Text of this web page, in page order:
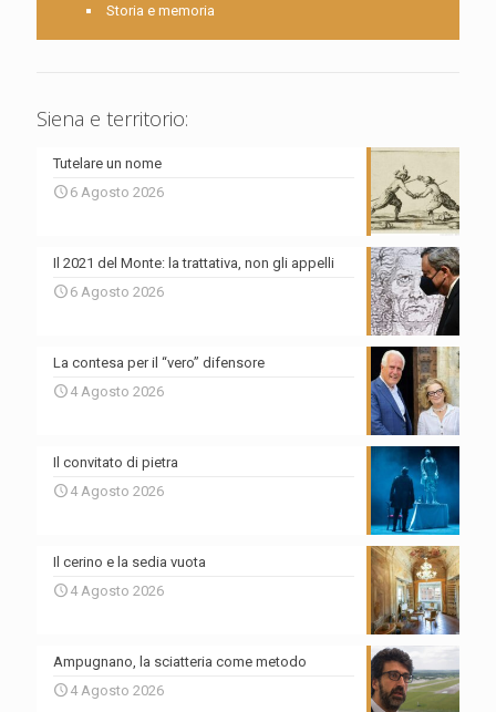
Storia e memoria
Siena e territorio:
Tutelare un nome
6 Agosto 2026
Il 2021 del Monte: la trattativa, non gli appelli
6 Agosto 2026
La contesa per il “vero” difensore
4 Agosto 2026
Il convitato di pietra
4 Agosto 2026
Il cerino e la sedia vuota
4 Agosto 2026
Ampugnano, la sciatteria come metodo
4 Agosto 2026